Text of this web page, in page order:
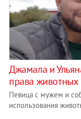
Джамала и
права животных
Певица с мужем и
использования